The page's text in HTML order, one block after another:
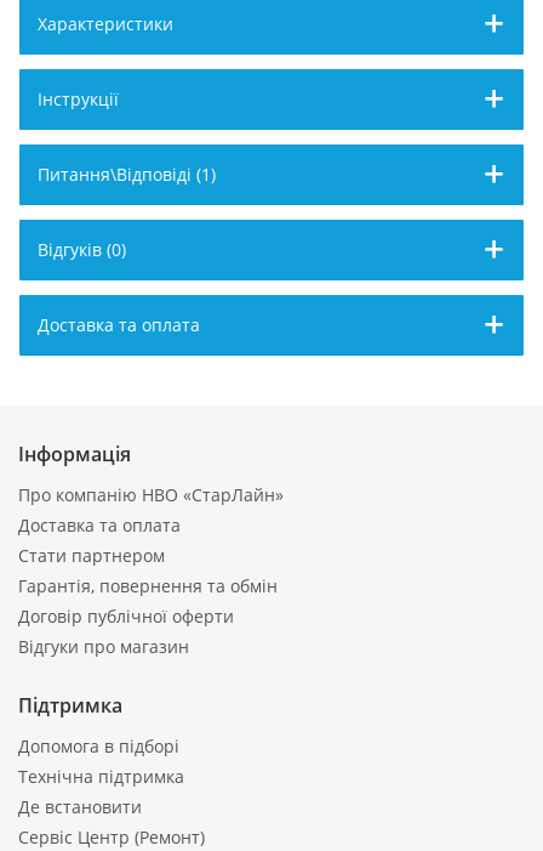
Характеристики
Інструкції
Питання\Відповіді (1)
Відгуків (0)
Доставка та оплата
Інформація
Про компанію НВО «СтарЛайн»
Доставка та оплата
Стати партнером
Гарантія, повернення та обмін
Договір публічної оферти
Відгуки про магазин
Підтримка
Допомога в підборі
Технічна підтримка
Де встановити
Сервіс Центр (Ремонт)